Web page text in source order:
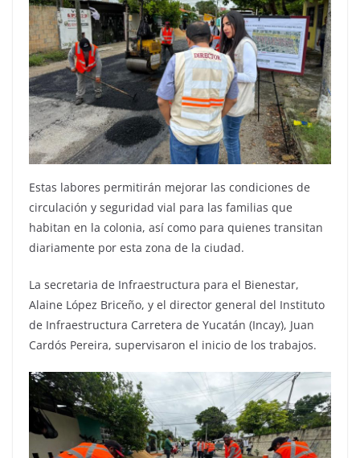
Estas labores permitirán mejorar las condiciones de
circulación y seguridad vial para las familias que
habitan en la colonia, así como para quienes transitan
diariamente por esta zona de la ciudad.
La secretaria de Infraestructura para el Bienestar,
Alaine López Briceño, y el director general del Instituto
de Infraestructura Carretera de Yucatán (Incay), Juan
Cardós Pereira, supervisaron el inicio de los trabajos.